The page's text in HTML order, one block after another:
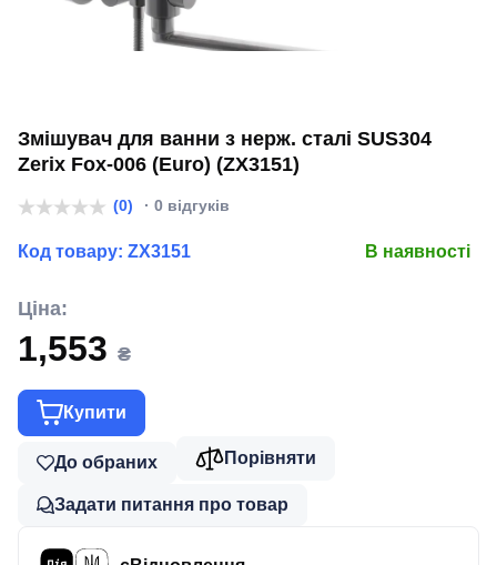
Змішувач для ванни з нерж. сталі SUS304
Zerix Fox-006 (Euro) (ZX3151)
(0) · 0 відгуків
Код товару: ZX3151 В наявності
Ціна:
1,553 ₴
Купити
До обраних Порівняти
Задати питання про товар